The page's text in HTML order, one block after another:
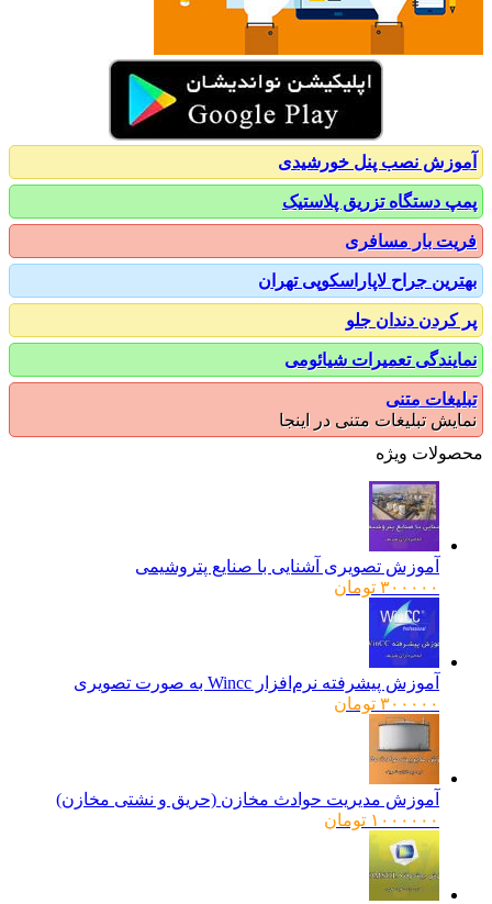
نصب پنل خورشیدی
دستگاه تزریق پلاستیک
بار مسافری
جراح لاپاراسکوپی تهران
دندان جلو
تعمیرات شیائومی
متنی
تبلیغات متنی در اینجا
ویژه
آموزش تصویری آشنایی با صنایع پتروشیمی
۳۰۰۰۰۰ تومان
آموزش پیشرفته نرم‌افزار Wincc به صورت تصویری
۳۰۰۰۰۰ تومان
آموزش مدیریت حوادث مخازن (حریق و نشتی مخازن)
۱۰۰۰۰۰۰ تومان